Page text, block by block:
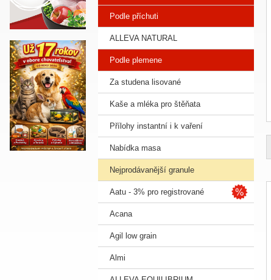
Podle příchuti
ALLEVA NATURAL
Podle plemene
Za studena lisované
Kaše a mléka pro štěňata
Přílohy instantní i k vaření
Nabídka masa
Nejprodávanější granule
Aatu - 3% pro registrované
Acana
Agil low grain
Almi